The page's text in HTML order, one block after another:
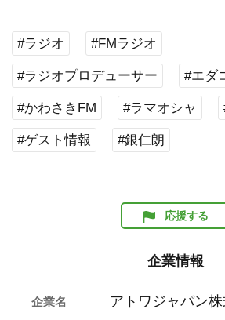
#ラジオ #FMラジオ
#ラジオプロデューサー #エダ
#かわさきFM #ラマオシャ
#ゲスト情報 #銀仁朗
応援する
企業情報
企業名 アトワジャパン